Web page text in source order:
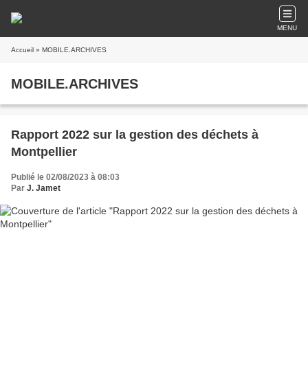
MENU
Accueil » MOBILE.ARCHIVES
MOBILE.ARCHIVES
Rapport 2022 sur la gestion des déchets à
Montpellier
Publié le 02/08/2023 à 08:03
Par J. Jamet